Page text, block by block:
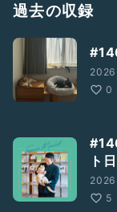
過去の収録
0
ト
5